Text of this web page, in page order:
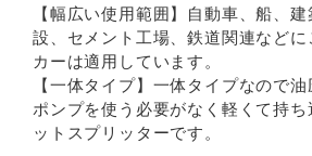
【幅広い使用範囲】自動車、船、
設、セメント工場、鉄道関連などに
カーは適用しています。
【一体タイプ】一体タイプなので
ポンプを使う必要がなく軽くて持
ットスプリッターです。